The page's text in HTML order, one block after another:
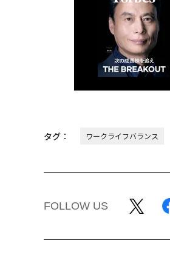
タグ： ワークライフバランス
FOLLOW US